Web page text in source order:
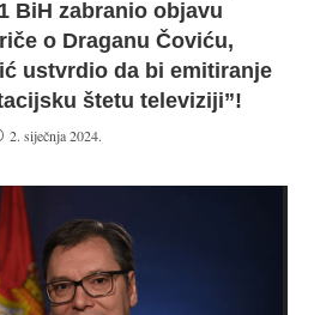
BiH zabranio objavu
o Draganu Čoviću,
ustvrdio da bi emitiranje
štetu televiziji”!
2. siječnja 2024.